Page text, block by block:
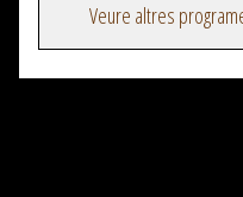
Veure altres